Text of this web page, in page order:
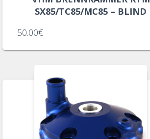
SX85/TC85/MC85 – BLIND
50.00€